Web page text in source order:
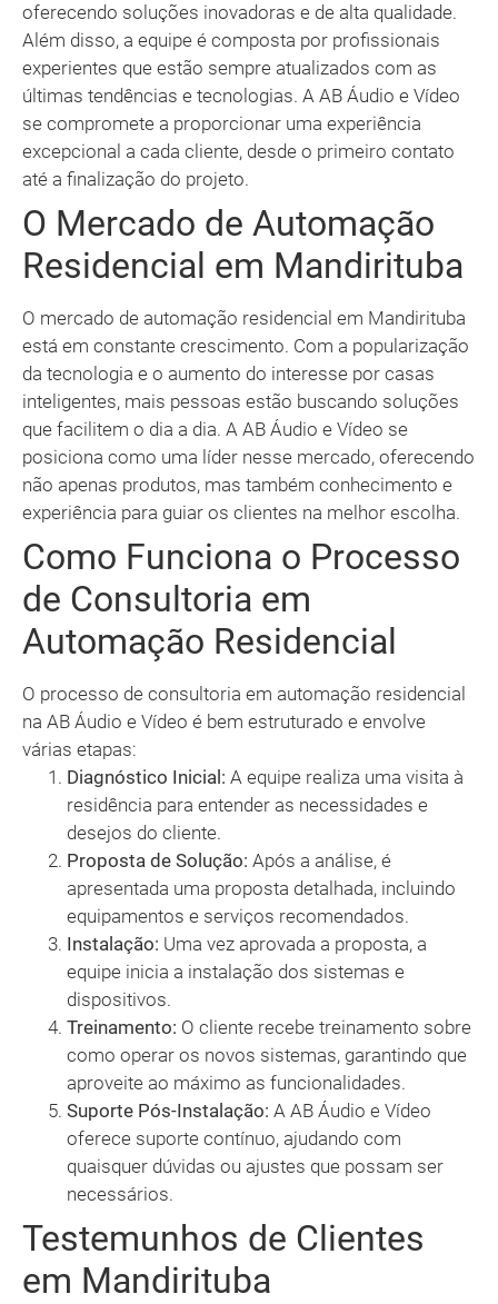
oferecendo soluções inovadoras e de alta qualidade.
Além disso, a equipe é composta por profissionais
experientes que estão sempre atualizados com as
últimas tendências e tecnologias. A AB Áudio e Vídeo
se compromete a proporcionar uma experiência
excepcional a cada cliente, desde o primeiro contato
até a finalização do projeto.
O Mercado de Automação
Residencial em Mandirituba
O mercado de automação residencial em Mandirituba
está em constante crescimento. Com a popularização
da tecnologia e o aumento do interesse por casas
inteligentes, mais pessoas estão buscando soluções
que facilitem o dia a dia. A AB Áudio e Vídeo se
posiciona como uma líder nesse mercado, oferecendo
não apenas produtos, mas também conhecimento e
experiência para guiar os clientes na melhor escolha.
Como Funciona o Processo
de Consultoria em
Automação Residencial
O processo de consultoria em automação residencial
na AB Áudio e Vídeo é bem estruturado e envolve
várias etapas:
Diagnóstico Inicial: A equipe realiza uma visita à
residência para entender as necessidades e
desejos do cliente.
Proposta de Solução: Após a análise, é
apresentada uma proposta detalhada, incluindo
equipamentos e serviços recomendados.
Instalação: Uma vez aprovada a proposta, a
equipe inicia a instalação dos sistemas e
dispositivos.
Treinamento: O cliente recebe treinamento sobre
como operar os novos sistemas, garantindo que
aproveite ao máximo as funcionalidades.
Suporte Pós-Instalação: A AB Áudio e Vídeo
oferece suporte contínuo, ajudando com
quaisquer dúvidas ou ajustes que possam ser
necessários.
Testemunhos de Clientes
em Mandirituba